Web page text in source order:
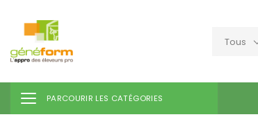
Tous
Toggle navigation
PARCOURIR LES CATÉGORIES